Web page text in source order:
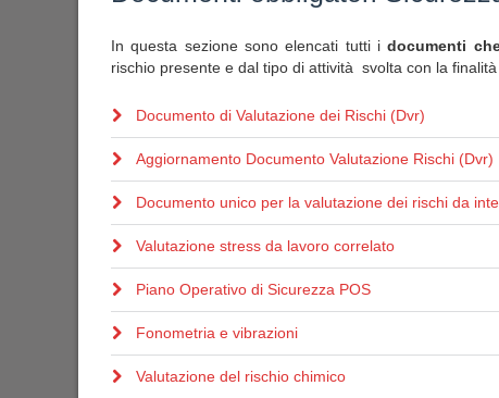
In questa sezione sono elencati tutti i documenti
rischio presente e dal tipo di attività svolta con la
Documento di Valutazione dei Rischi (Dvr)
Aggiornamento Documento Valutazione Rischi (Dvr)
Documento unico per la valutazione dei rischi da
Valutazione stress da lavoro correlato
Piano Operativo di Sicurezza POS
Fonometria e vibrazioni
Valutazione del rischio chimico